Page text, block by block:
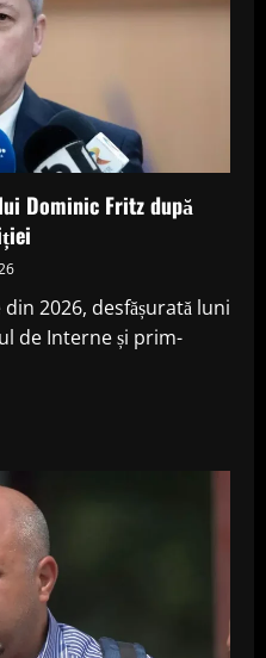
Dominic Fritz după
2026, desfășurată luni
de Interne și prim-